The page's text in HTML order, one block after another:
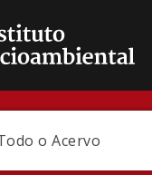
o Acervo